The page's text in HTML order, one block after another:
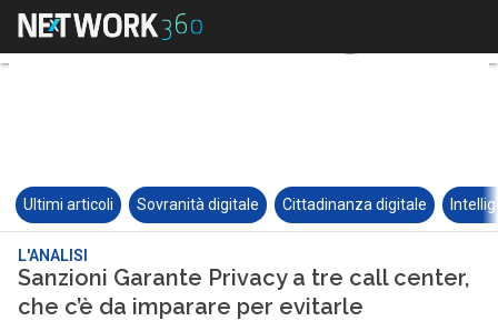
Ultimi articoli Sovranità digitale Cittadinanza digitale
L'ANALISI
Sanzioni Garante Privacy a tre call center,
che c’è da imparare per evitarle